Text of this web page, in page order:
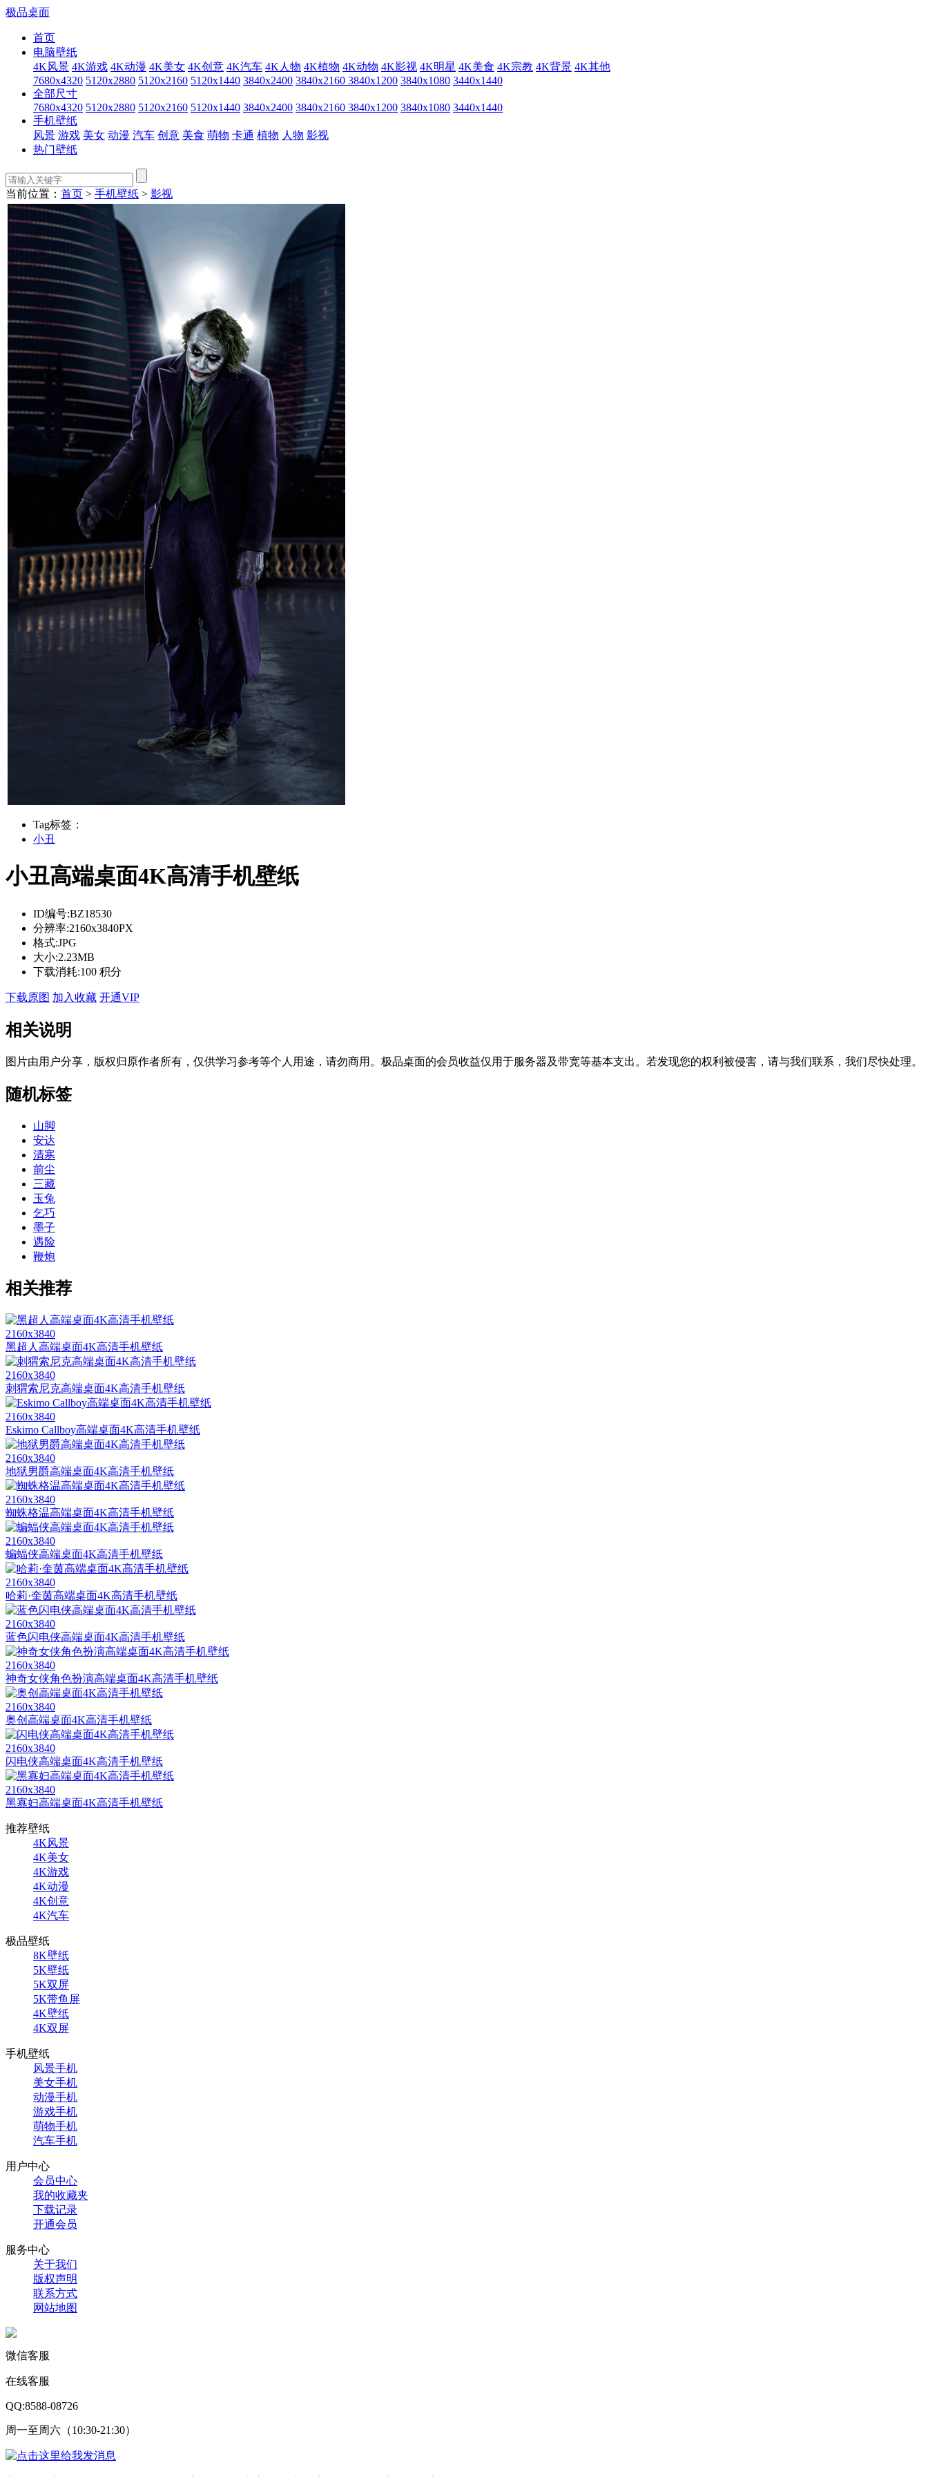
极品桌面
首页
电脑壁纸
4K风景 4K游戏 4K动漫 4K美女 4K创意 4K汽车 4K人物 4K植物 4K动物 4K影视 4K明星 4K美食 4K宗教 4K背景 4K其他
7680x4320 5120x2880 5120x2160 5120x1440 3840x2400 3840x2160 3840x1200 3840x1080 3440x1440
全部尺寸
7680x4320 5120x2880 5120x2160 5120x1440 3840x2400 3840x2160 3840x1200 3840x1080 3440x1440
手机壁纸
风景 游戏 美女 动漫 汽车 创意 美食 萌物 卡通 植物 人物 影视
热门壁纸
当前位置： 首页 > 手机壁纸 > 影视
Tag标签：
小丑
小丑高端桌面4K高清手机壁纸
ID编号:BZ18530
分辨率:2160x3840PX
格式:JPG
大小:2.23MB
下载消耗:100 积分
下载原图 加入收藏 开通VIP
相关说明
图片由用户分享，版权归原作者所有，仅供学习参考等个人用途，请勿商用。极品桌面的会员收益仅用于服务器及带宽等基本支出。若发现您的权利被侵害，请与我们联系，我们尽快处理。
随机标签
山脚
安达
清寒
前尘
三藏
玉兔
乞巧
墨子
遇险
鞭炮
相关推荐
2160x3840
黑超人高端桌面4K高清手机壁纸
2160x3840
刺猬索尼克高端桌面4K高清手机壁纸
2160x3840
Eskimo Callboy高端桌面4K高清手机壁纸
2160x3840
地狱男爵高端桌面4K高清手机壁纸
2160x3840
蜘蛛格温高端桌面4K高清手机壁纸
2160x3840
蝙蝠侠高端桌面4K高清手机壁纸
2160x3840
哈莉·奎茵高端桌面4K高清手机壁纸
2160x3840
蓝色闪电侠高端桌面4K高清手机壁纸
2160x3840
神奇女侠角色扮演高端桌面4K高清手机壁纸
2160x3840
奥创高端桌面4K高清手机壁纸
2160x3840
闪电侠高端桌面4K高清手机壁纸
2160x3840
黑寡妇高端桌面4K高清手机壁纸
推荐壁纸
4K风景
4K美女
4K游戏
4K动漫
4K创意
4K汽车
极品壁纸
8K壁纸
5K壁纸
5K双屏
5K带鱼屏
4K壁纸
4K双屏
手机壁纸
风景手机
美女手机
动漫手机
游戏手机
萌物手机
汽车手机
用户中心
会员中心
我的收藏夹
下载记录
开通会员
服务中心
关于我们
版权声明
联系方式
网站地图
微信客服
在线客服
QQ:8588-08726
周一至周六（10:30-21:30）